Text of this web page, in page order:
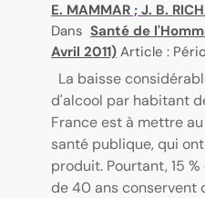
E. MAMMAR ; J. B.
Dans Santé de
Avril 2011) Article :
La baisse
d'alcool par habitant
France est à mettre
santé publique, qui
produit. Pourtant, 15
de 40 ans conservent